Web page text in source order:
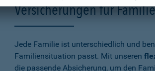
Versicherungen für
Jede Familie ist unterschiedlich und
Familiensituation passt. Mit unseren
die passende Absicherung, um den